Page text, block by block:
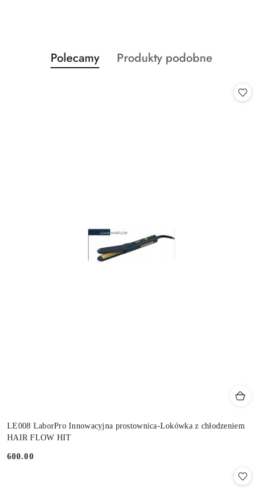
Pomiń karuzelę produktów
Produkty
o
Polecamy
Produkty
Produkty podobne
LE008 LaborPro Innowacyjna prostownica-Lokówka z chłodzeniem
HAIR FLOW HIT
Cena:
600.00